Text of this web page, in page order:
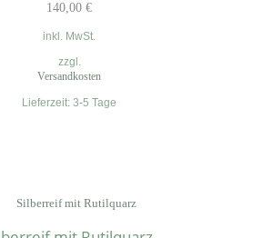
140,00 €
inkl. MwSt.
zzgl.
Versandkosten
Lieferzeit: 3-5 Tage